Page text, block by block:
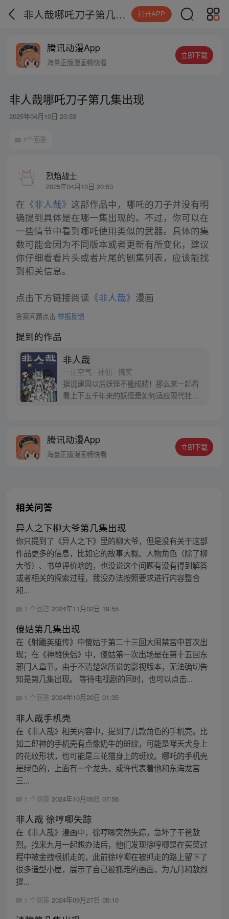
非人哉哪吒刀子第几集出现 打开APP
腾讯动漫App
海量正版漫画畅快看
立即下载
非人哉哪吒刀子第几集出现
2025年04月10日 20:53
1个回答
烈焰战士
2025年04月10日 20:53
在 《非人哉》 这部作品中，哪吒的刀子并没有明
确提到具体是在哪一集出现的。不过，你可以在
一些情节中看到哪吒使用类似的武器。具体的集
数可能会因为不同版本或者更新有所变化，建议
你仔细看看片头或者片尾的剧集列表，应该能找
到相关信息。
点击下方链接阅读 《非人哉》 漫画
答案问题点击 举报反馈
提到的作品
非人哉
一汪空气 · 神仙 · 搞笑
据说建国以后妖怪不能成精！那么来一起看
看上下五千年来的妖怪是如何适应现代社会
权】
腾讯动漫App
海量正版漫画畅快看
立即下载
相关问答
异人之下柳大爷第几集出现
你只提到了《异人之下》里的柳大爷，但是没有关于这部
作品更多的信息，比如它的故事大概、人物角色（除了柳
大爷）、书单评价啥的，也没说这个问题有没有得到解答
或者相关的探索过程，我没办法按照要求进行内容整合
和...
1 个回答 2024年11月02日 19:55
傻姑第几集出现
在《射雕英雄传》中傻姑于第二十三回大闹禁宫中首次出
现；在《神雕侠侣》中，傻姑第一次出场是在第十五回东
邪门人章节。由于不清楚您所说的影视版本，无法确切告
知是第几集出现。 等待电视剧的同时，也可以点击...
1 个回答 2024年10月20日 01:35
非人哉手机壳
在《非人哉》相关内容中，提到了几款角色的手机壳。比
如二郎神的手机壳有点像奶牛的斑纹，可能是哮天犬身上
的花纹形状，也可能是三花猫身上的斑纹。哪吒的手机壳
是绿色的，上面有一个龙头，或许代表着他和东海龙宫
三...
1 个回答 2024年10月05日 07:56
非人哉 徐哼唧失踪
在《非人哉》漫画中，徐哼唧突然失踪，急坏了干爸敖
烈。找来九月一起想办法后，他们发现徐哼唧是在买菜过
程中被金拽根抓走的，此前徐哼唧在被抓走的路上留下了
很多造型小屋，展示了自己被抓走的画面，为九月和敖烈
提...
1 个回答 2024年09月27日 05:10